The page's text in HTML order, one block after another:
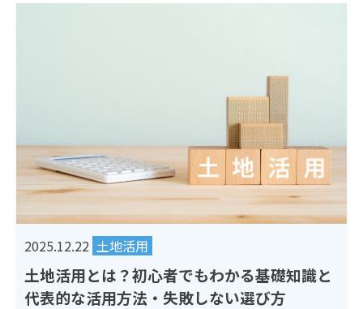
2025.12.22 土地活用
土地活用とは？初心者でもわかる基礎知識と
代表的な活用方法・失敗しない選び方